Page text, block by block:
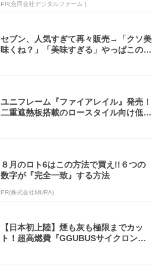
PR(合同会社デジタルファーム )
セブン、人気すぎて再々販売→「クソ美
味くね？」「美味すぎる」やっぱこのク
ユニフレーム『ファイアレイル』発売！
二重遮熱板搭載のロースタイル向け低型
８月のロト6はこの方法で買え!!６つの
数字が『完全一致』する方法
PR(株式会社MURA)
【日本初上陸】煙も灰も極限までカッ
ト！超高燃費『GGUBUSサイクロン焚